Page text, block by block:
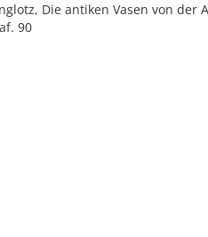
Die antiken Vasen von der
90